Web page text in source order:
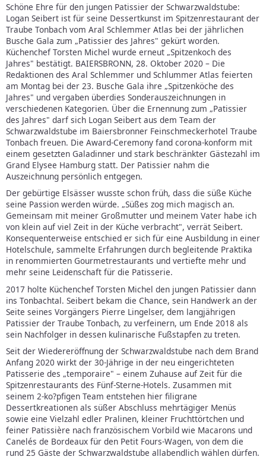
Schöne Ehre für den jungen Patissier der Schwarzwaldstube:
Logan Seibert ist für seine Dessertkunst im Spitzenrestaurant der
Traube Tonbach vom Aral Schlemmer Atlas bei der jährlichen
Busche Gala zum „Patissier des Jahres" gekürt worden.
Küchenchef Torsten Michel wurde erneut „Spitzenkoch des
Jahres" bestätigt. BAIERSBRONN, 28. Oktober 2020 – Die
Redaktionen des Aral Schlemmer und Schlummer Atlas feierten
am Montag bei der 23. Busche Gala ihre „Spitzenköche des
Jahres" und vergaben überdies Sonderauszeichnungen in
verschiedenen Kategorien. Über die Ernennung zum „Patissier
des Jahres" darf sich Logan Seibert aus dem Team der
Schwarzwaldstube im Baiersbronner Feinschmeckerhotel Traube
Tonbach freuen. Die Award-Ceremony fand corona-konform mit
einem gesetzten Galadinner und stark beschränkter Gästezahl im
Grand Elysee Hamburg statt. Der Patissier nahm die
Auszeichnung persönlich entgegen.
Der gebürtige Elsässer wusste schon früh, dass die süße Küche
seine Passion werden würde. „Süßes zog mich magisch an.
Gemeinsam mit meiner Großmutter und meinem Vater habe ich
von klein auf viel Zeit in der Küche verbracht", verrät Seibert.
Konsequenterweise entschied er sich für eine Ausbildung in einer
Hotelschule, sammelte Erfahrungen durch begleitende Praktika
in renommierten Gourmetrestaurants und vertiefte mehr und
mehr seine Leidenschaft für die Patisserie.
2017 holte Küchenchef Torsten Michel den jungen Patissier dann
ins Tonbachtal. Seibert bekam die Chance, sein Handwerk an der
Seite seines Vorgängers Pierre Lingelser, dem langjährigen
Patissier der Traube Tonbach, zu verfeinern, um Ende 2018 als
sein Nachfolger in dessen kulinarische Fußstapfen zu treten.
Seit der Wiedereröffnung der Schwarzwaldstube nach dem Brand
Anfang 2020 wirkt der 30-Jährige in der neu eingerichteten
Patisserie des „temporaire" – einem Zuhause auf Zeit für die
Spitzenrestaurants des Fünf-Sterne-Hotels. Zusammen mit
seinem 2-ko?pfigen Team entstehen hier filigrane
Dessertkreationen als süßer Abschluss mehrtägiger Menüs
sowie eine Vielzahl edler Pralinen, kleiner Fruchttörtchen und
feiner Patissière nach französischem Vorbild wie Macarons und
Canelés de Bordeaux für den Petit Fours-Wagen, von dem die
rund 25 Gäste der Schwarzwaldstube allabendlich wählen dürfen.